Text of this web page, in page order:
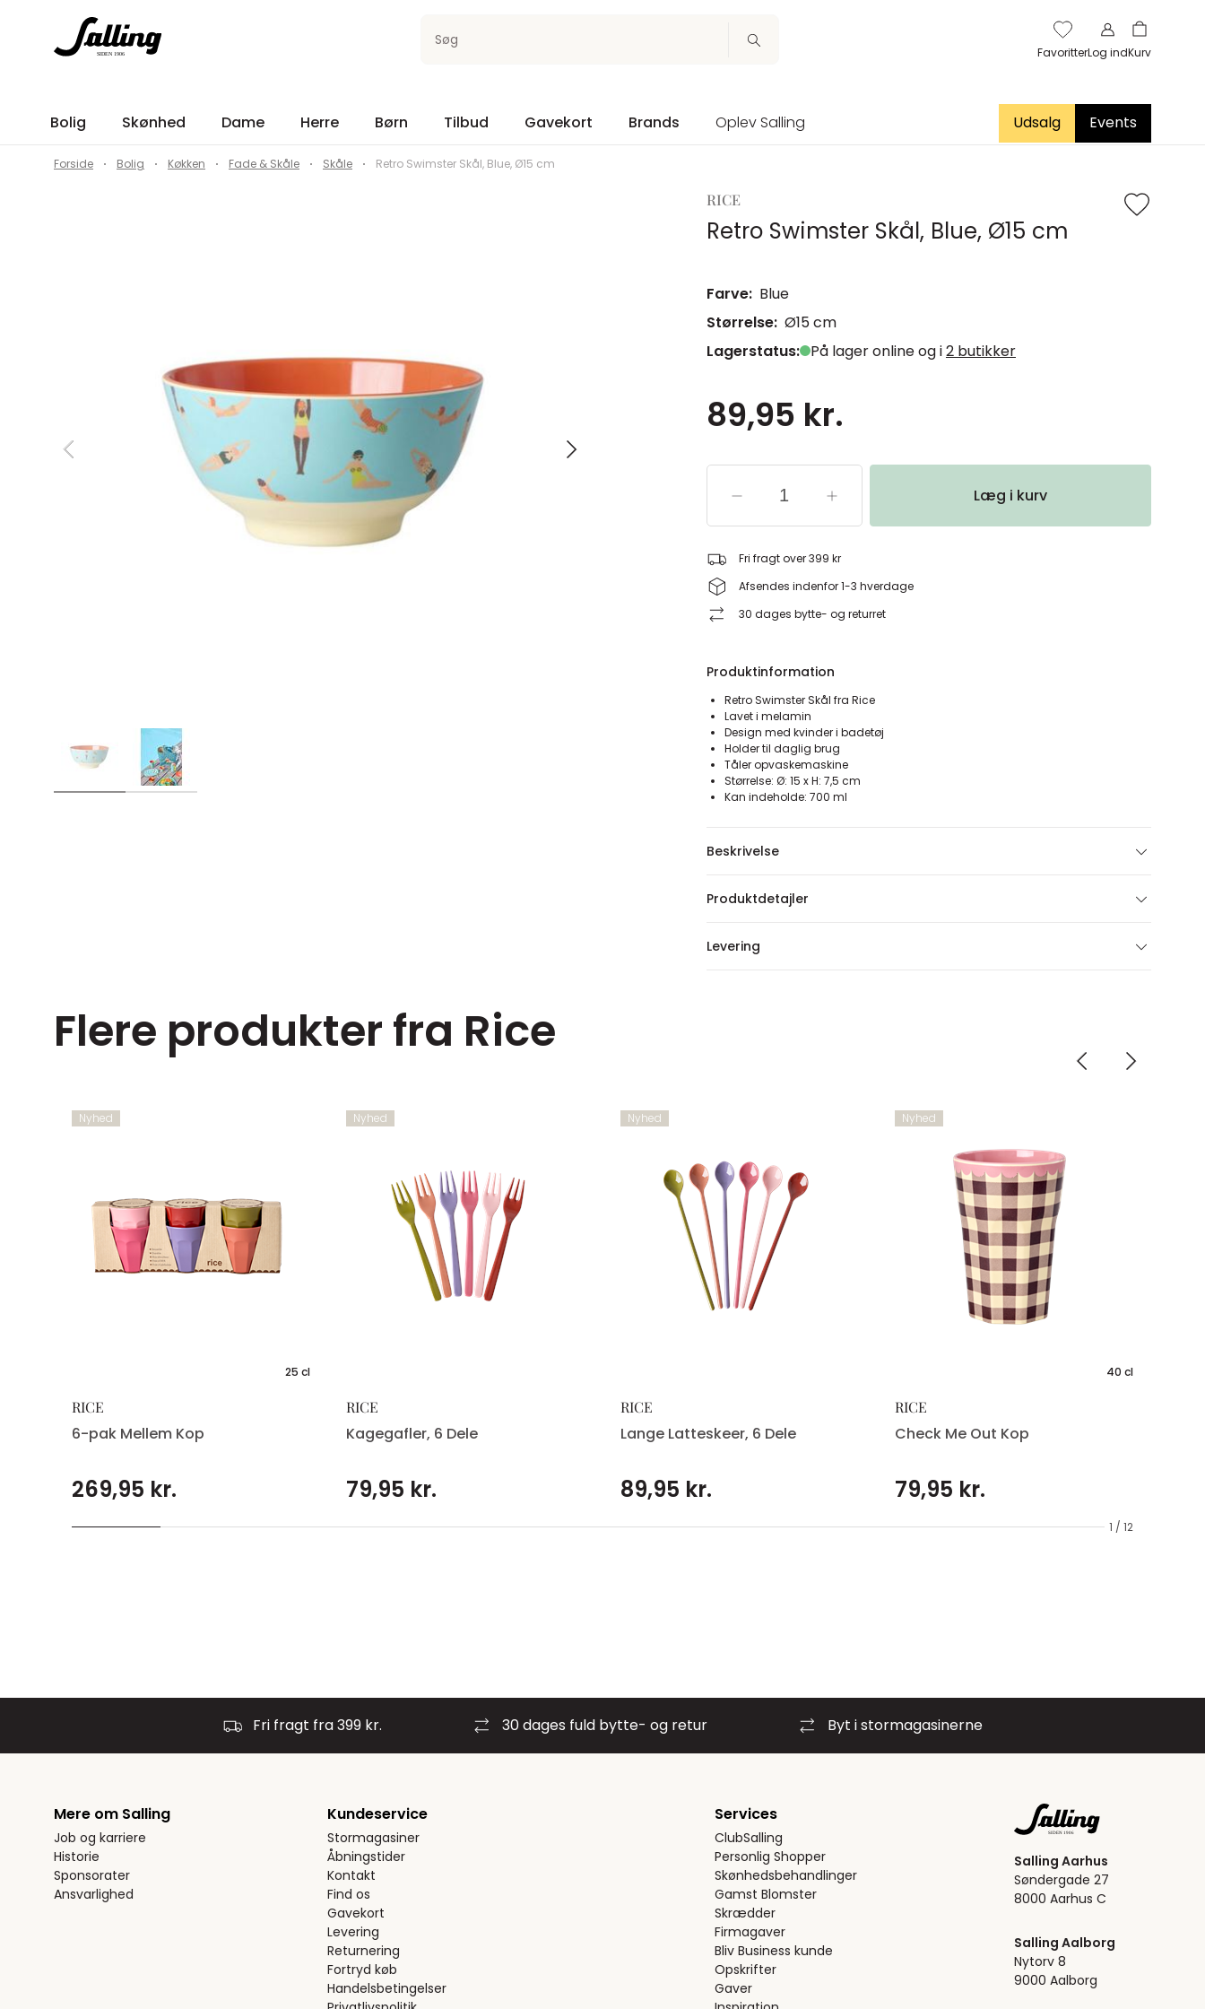
Søg
FavoritterLog indKurv
Bolig Skønhed Dame Herre Børn Tilbud Gavekort Brands Oplev Salling Udsalg Events
Forside Bolig Køkken Fade & Skåle Skåle Retro Swimster Skål, Blue, Ø15 cm
RICE
Retro Swimster Skål, Blue, Ø15 cm
Farve: Blue
Størrelse: Ø15 cm
Lagerstatus: På lager online og i2 butikker
89,95 kr.
Læg i kurv
Fri fragt over 399 kr
Afsendes indenfor 1-3 hverdage
30 dages bytte- og returret
Produktinformation
Retro Swimster Skål fra Rice
Lavet i melamin
Design med kvinder i badetøj
Holder til daglig brug
Tåler opvaskemaskine
Størrelse: Ø: 15 x H: 7,5 cm
Kan indeholde: 700 ml
Beskrivelse
Produktdetajler
Levering
Flere produkter fra Rice
1 / 12
Nyhed
25 cl
RICE
6-pak Mellem Kop
269,95 kr.
Nyhed
RICE
Kagegafler, 6 Dele
79,95 kr.
Nyhed
RICE
Lange Latteskeer, 6 Dele
89,95 kr.
Nyhed
40 cl
RICE
Check Me Out Kop
79,95 kr.
Fri fragt fra 399 kr. 30 dages fuld bytte- og retur Byt i stormagasinerne
Mere om Salling
Job og karriere
Historie
Sponsorater
Ansvarlighed
Kundeservice
Stormagasiner
Åbningstider
Kontakt
Find os
Gavekort
Levering
Returnering
Fortryd køb
Handelsbetingelser
Services
ClubSalling
Personlig Shopper
Skønhedsbehandlinger
Gamst Blomster
Skrædder
Firmagaver
Bliv Business kunde
Opskrifter
Gaver
Salling Aarhus
Søndergade 27
8000 Aarhus C
Salling Aalborg
Nytorv 8
9000 Aalborg